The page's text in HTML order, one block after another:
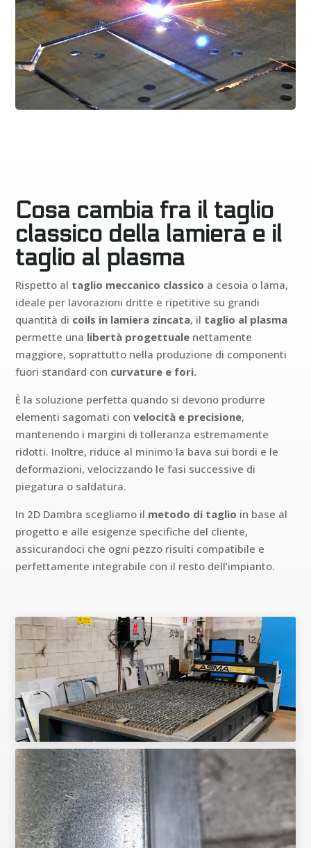
Cosa cambia fra il taglio
classico della lamiera e il
taglio al plasma
Rispetto al taglio meccanico classico a cesoia o lama,
ideale per lavorazioni dritte e ripetitive su grandi
quantità di coils in lamiera zincata, il taglio al plasma
permette una libertà progettuale nettamente
maggiore, soprattutto nella produzione di componenti
fuori standard con curvature e fori.
È la soluzione perfetta quando si devono produrre
elementi sagomati convelocità e precisione,
mantenendo i margini di tolleranza estremamente
ridotti. Inoltre, riduce al minimo la bava sui bordi e le
deformazioni, velocizzando le fasi successive di
piegatura o saldatura.
In 2D Dambra scegliamo il metodo di taglio in base al
progetto e alle esigenze specifiche del cliente,
assicurandoci che ogni pezzo risulti compatibile e
perfettamente integrabile con il resto dell’impianto.